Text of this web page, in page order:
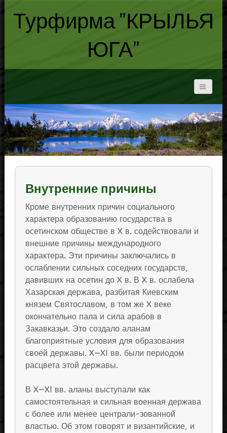
Турфирма "КРЫЛЬЯ
ЮГА"
Внутренние причины
Кроме внутренних причин социального
характера образованию государства в
осетинском обществе в X в. содействовали и
внешние причины международного
характера. Эти причины заключались в
ослаблении сильных соседних государств,
давивших на осетин до X в. В X в. ослабела
Хазарская держава, разбитая Киевским
князем Святославом, в том же X веке
окончательно пала и сила арабов в
Закавказьи. Это создало аланам
благоприятные условия для образования
своей державы. X—XI вв. были периодом
расцвета этой державы.
В X—XI вв. аланы выступали как
самостоятельная и сильная военная держава
с более или менее централи-зованной
властью. Об этом говорят и византийские, и